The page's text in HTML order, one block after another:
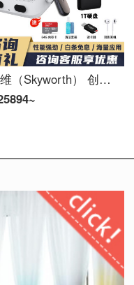
创维（Skyworth） 创维S8000 vr一体机 VR眼镜直播 智能3d头盔 8K解码 4+64 S8000 【1T硬盘观影套餐】